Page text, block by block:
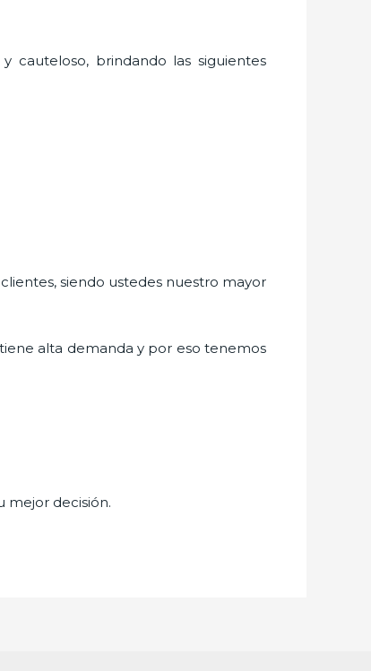
cauteloso, brindando las siguientes
siendo ustedes nuestro mayor
alta demanda y por eso tenemos
mejor decisión.